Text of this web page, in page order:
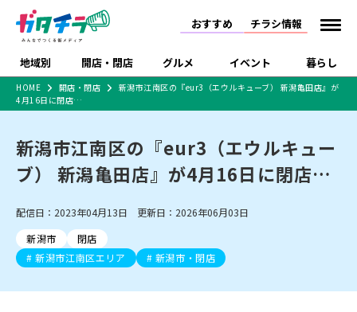
おすすめ チラシ情報
地域別 開店・閉店 グルメ イベント 暮らし
新潟市 下越
中越 上越
開店 閉店
リニューアル・移転 休業 開店まとめ
新潟市・開店
長岡市・閉店
上越市・開店
上越市・閉店
ラーメン 現地レポート
和食 洋食
体験・販売 祭り・伝統行事
趣味・展示会 ライブ・コンサート
施設・ショップ
住宅メーカー・工務
店
食品メーカー・県産
品
特売セール インタビュー
特集・まとめ記事
セツコママ ランキング
開店まとめ
閉店まとめ 人気記事まとめ
食品スーパー・コンビ
ショッピングモール・
大型施設
ドラッグストア・ホーム
センター
ファッション
HOME 開店・閉店
新潟市江南区の『eur3（エウルキューブ） 新潟亀田店』が
4月16日に閉店…
新潟市江南区の『eur3（エウルキュー
ブ） 新潟亀田店』が4月16日に閉店…
配信日：2023年04月13日 更新日：2026年06月03日
新潟市
閉店
新潟市江南区エリア
新潟市・閉店